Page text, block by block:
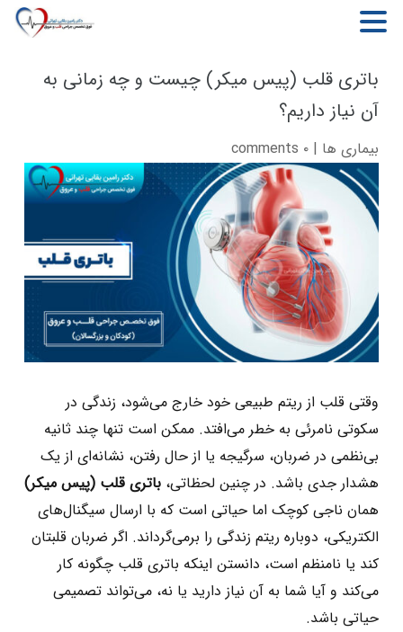
باتری قلب (پیس‌ میکر) چیست و چه زمانی به
آن نیاز داریم؟
بیماری ها | ۰ comments
وقتی قلب از ریتم طبیعی خود خارج می‌شود، زندگی در
سکوتی نامرئی به خطر می‌افتد. ممکن است تنها چند ثانیه
بی‌نظمی در ضربان، سرگیجه یا از حال رفتن، نشانه‌ای از یک
هشدار جدی باشد. در چنین لحظاتی، باتری قلب (پیس‌ میکر)
همان ناجی کوچک اما حیاتی است که با ارسال سیگنال‌های
الکتریکی، دوباره ریتم زندگی را برمی‌گرداند. اگر ضربان قلبتان
کند یا نامنظم است، دانستن اینکه باتری قلب چگونه کار
می‌کند و آیا شما به آن نیاز دارید یا نه، می‌تواند تصمیمی
حیاتی باشد.